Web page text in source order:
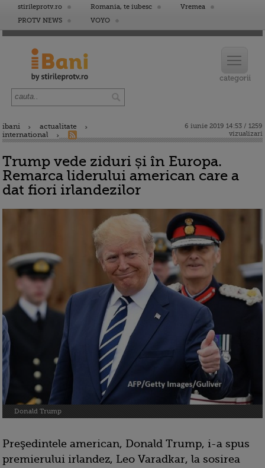
stirileprotv.ro Romania, te iubesc
Vremea
PROTV NEWS
VOYO
ibani
actualitate
international
6 iunie 2019 14:53 / 1259
vizualizari
Trump vede ziduri și în Europa.
Remarca liderului american care a
dat fiori irlandezilor
Donald Trump
Preşedintele american, Donald Trump, i-a spus
premierului irlandez, Leo Varadkar, la sosirea